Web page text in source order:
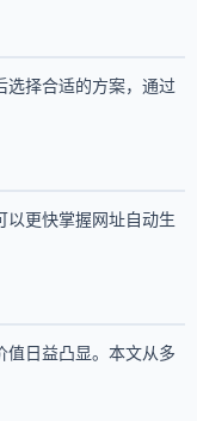
选择合适的方案，通过
以更快掌握网址自动生
值日益凸显。本文从多